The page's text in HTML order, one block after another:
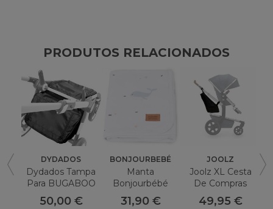
PRODUTOS RELACIONADOS
DYDADOS
Dydados Tampa
Para BUGABOO
Fox Basket
50,00 €
BONJOURBEBÉ
Manta
Bonjourbébé
Pacific Swaddle
31,90 €
JOOLZ
Joolz XL Cesta
De Compras
49,95 €